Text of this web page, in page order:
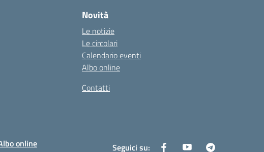
Novità
Le notizie
Le circolari
Calendario eventi
Albo online
Contatti
online Seguici su: